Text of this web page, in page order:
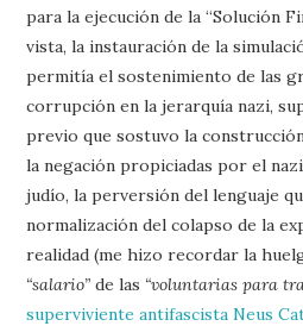
para la ejecución de la “Solución
vista, la instauración de la
permitía el sostenimiento de las
corrupción en la jerarquía nazi,
previo que sostuvo la
la negación propiciadas por el
judío, la perversión del lenguaje
normalización del colapso de la
realidad (me hizo recordar la
“salario” de las “voluntarias para
superviviente antifascista Neus